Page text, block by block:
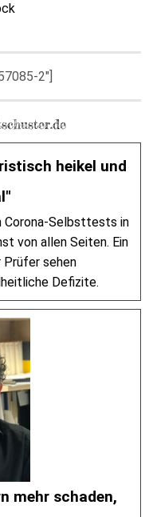
2″]
heikel und
Corona-Selbsttests in
von allen Seiten. Ein
Prüfer sehen
Defizite.
mehr schaden,